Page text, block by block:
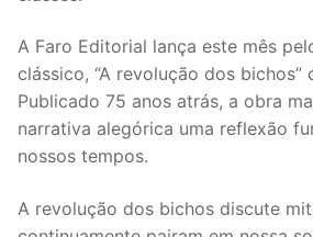
A Faro Editorial lança este mês
clássico, “A revolução dos bichos”
Publicado 75 anos atrás, a obra
narrativa alegórica uma reflexão
nossos tempos.
A revolução dos bichos discute